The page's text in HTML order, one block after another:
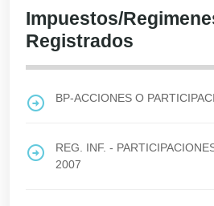
Impuestos/
Registrados
BP-ACCIONES O
REG. INF. -
2007